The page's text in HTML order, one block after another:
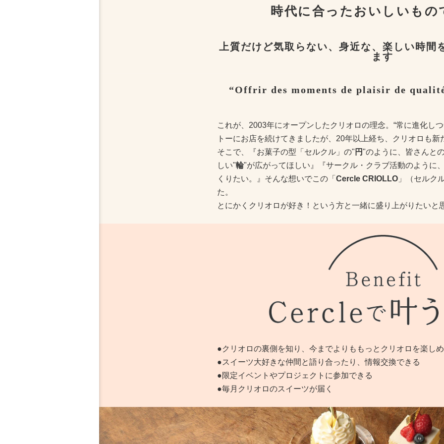
時代に合ったおいしいもの
上質だけど気取らない、身近な、楽しい時間
ます
“Offrir des moments de plaisir de
これが、2003年にオープンしたクリオロの理念。“常に進化し
トーにお店を続けてきましたが、20年以上経ち、クリオロも新
そこで、『お菓子の型「セルクル」の" 円"のように、皆さんと
しい"輪"が広がってほしい』『サークル・クラブ活動のように
くりたい。』そんな想いでこの「 Cercle CRIOLLO 」（セルク
た。
とにかくクリオロが好き！という方と一緒に盛り上がりたいと
●クリオロの裏側を知り、今までよりももっとクリオロを楽し
●スイーツ大好きな仲間と語り合ったり、情報交換できる
●限定イベントやプロジェクトに参加できる
●毎月クリオロのスイーツが届く